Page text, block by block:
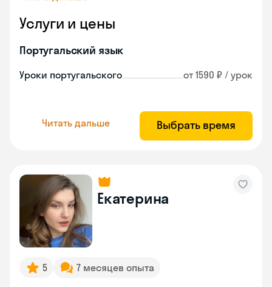
Услуги и цены
Португальский язык
Уроки португальского от 1590 ₽ / урок
Читать дальше Выбрать время
Екатерина
5 7 месяцев опыта